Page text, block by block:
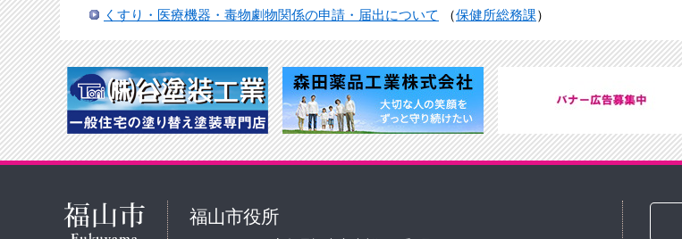
くすり・医療機器・毒物劇物関係の申請・届出について
（保健所総務課）
福山市役所